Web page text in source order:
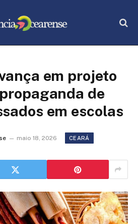
em projeto
de
em escolas
maio 18, 2026 CEARÁ